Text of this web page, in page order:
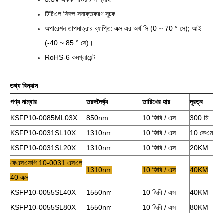
টিটিএল সিঙ্গল সনাক্তকরণ সূচক
অপারেশন তাপমাত্রার ব্যাপ্তি: এক্স এর অর্থ সি (0 ~ 70 ° সে); আই
(-40 ~ 85 ° সে)।
RoHS-6 কমপ্লায়েন্ট
তথ্য বিন্যাস
পণ্য নাম্বার
তরঙ্গদৈর্ঘ্য তারিখের হার
দূরত্ব
KSFP10-0085ML03X
850nm 10 জিবি / এস
300 মি
KSFP10-0031SL10X
1310nm 10 জিবি / এস
10 কেএম
KSFP10-0031SL20X
1310nm 10 জিবি / এস
20KM
কেএসএফপি 10-0031 এসএল
40 এক্স
1310nm 10 জিবি / এস 40KM
KSFP10-0055SL40X 1550nm 10 জিবি / এস
40KM
KSFP10-0055SL80X
1550nm 10 জিবি / এস 80KM